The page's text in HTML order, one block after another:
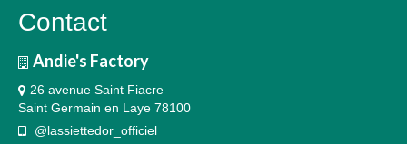
Contact
Andie's Factory
26 avenue Saint Fiacre
Saint Germain en Laye 78100
@lassiettedor_officiel